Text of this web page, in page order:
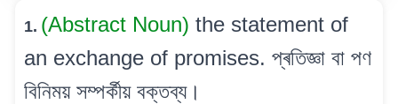
1. (Abstract Noun) the statement of
an exchange of promises. প্ৰতিজ্ঞা বা পণ
বিনিময় সম্পৰ্কীয় বক্তব্য।